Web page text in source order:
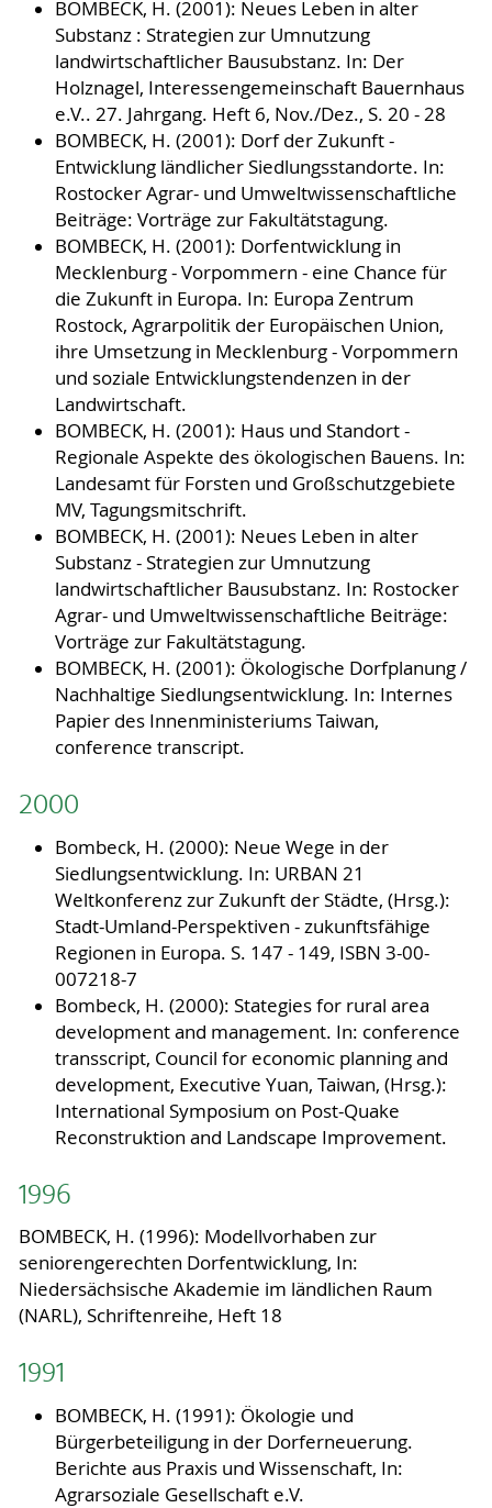
BOMBECK, H. (2001): Neues Leben in alter
Substanz : Strategien zur Umnutzung
landwirtschaftlicher Bausubstanz. In: Der
Holznagel, Interessengemeinschaft Bauernhaus
e.V.. 27. Jahrgang. Heft 6, Nov./Dez., S. 20 - 28
BOMBECK, H. (2001): Dorf der Zukunft -
Entwicklung ländlicher Siedlungsstandorte. In:
Rostocker Agrar- und Umweltwissenschaftliche
Beiträge: Vorträge zur Fakultätstagung.
BOMBECK, H. (2001): Dorfentwicklung in
Mecklenburg - Vorpommern - eine Chance für
die Zukunft in Europa. In: Europa Zentrum
Rostock, Agrarpolitik der Europäischen Union,
ihre Umsetzung in Mecklenburg - Vorpommern
und soziale Entwicklungstendenzen in der
Landwirtschaft.
BOMBECK, H. (2001): Haus und Standort -
Regionale Aspekte des ökologischen Bauens. In:
Landesamt für Forsten und Großschutzgebiete
MV, Tagungsmitschrift.
BOMBECK, H. (2001): Neues Leben in alter
Substanz - Strategien zur Umnutzung
landwirtschaftlicher Bausubstanz. In: Rostocker
Agrar- und Umweltwissenschaftliche Beiträge:
Vorträge zur Fakultätstagung.
BOMBECK, H. (2001): Ökologische Dorfplanung /
Nachhaltige Siedlungsentwicklung. In: Internes
Papier des Innenministeriums Taiwan,
conference transcript.
2000
Bombeck, H. (2000): Neue Wege in der
Siedlungsentwicklung. In: URBAN 21
Weltkonferenz zur Zukunft der Städte, (Hrsg.):
Stadt-Umland-Perspektiven - zukunftsfähige
Regionen in Europa. S. 147 - 149, ISBN 3-00-
007218-7
Bombeck, H. (2000): Stategies for rural area
development and management. In: conference
transscript, Council for economic planning and
development, Executive Yuan, Taiwan, (Hrsg.):
International Symposium on Post-Quake
Reconstruktion and Landscape Improvement.
1996
BOMBECK, H. (1996): Modellvorhaben zur
seniorengerechten Dorfentwicklung, In:
Niedersächsische Akademie im ländlichen Raum
(NARL), Schriftenreihe, Heft 18
1991
BOMBECK, H. (1991): Ökologie und
Bürgerbeteiligung in der Dorferneuerung.
Berichte aus Praxis und Wissenschaft, In:
Agrarsoziale Gesellschaft e.V.